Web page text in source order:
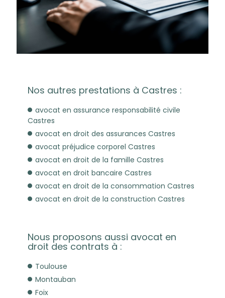
Nos autres prestations à Castres :
avocat en assurance responsabilité civile
Castres
avocat en droit des assurances Castres
avocat préjudice corporel Castres
avocat en droit de la famille Castres
avocat en droit bancaire Castres
avocat en droit de la consommation Castres
avocat en droit de la construction Castres
Nous proposons aussi avocat en
droit des contrats à :
Toulouse
Montauban
Foix